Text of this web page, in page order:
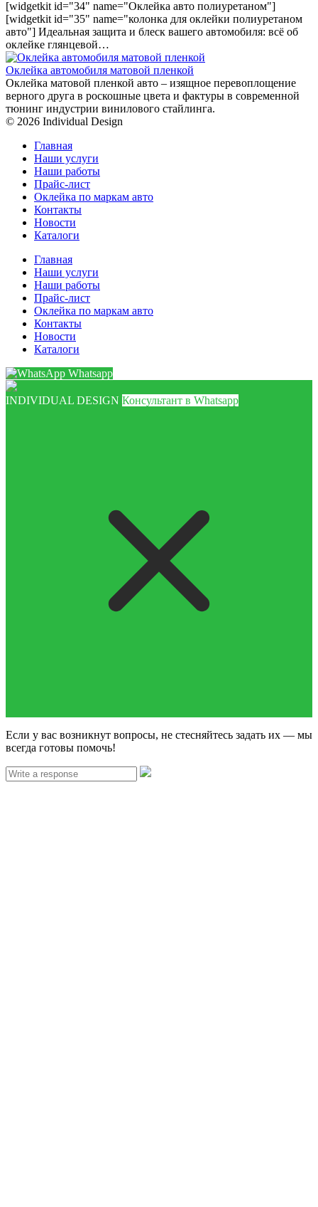
[widgetkit id="34" name="Оклейка авто полиуретаном"]
[widgetkit id="35" name="колонка для оклейки полиуретаном
авто"] Идеальная защита и блеск вашего автомобиля: всё об
оклейке глянцевой…
Оклейка автомобиля матовой пленкой
Оклейка матовой пленкой авто – изящное перевоплощение
верного друга в роскошные цвета и фактуры в современной
тюнинг индустрии винилового стайлинга.
© 2026 Individual Design
Главная
Наши услуги
Наши работы
Прайс-лист
Оклейка по маркам авто
Контакты
Новости
Каталоги
Главная
Наши услуги
Наши работы
Прайс-лист
Оклейка по маркам авто
Контакты
Новости
Каталоги
Whatsapp
INDIVIDUAL DESIGN Консультант в Whatsapp
Если у вас возникнут вопросы, не стесняйтесь задать их — мы
всегда готовы помочь!